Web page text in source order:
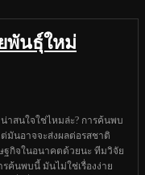
พันธุ์ใหม่
าสนใจใช่ไหมล่ะ? การค้นพบ
มันอาจจะส่งผลต่อรสชาติ
ฐกิจในอนาคตด้วยนะ ทีมวิจัย
ค้นพบนี้ มันไม่ใช่เรื่องง่าย